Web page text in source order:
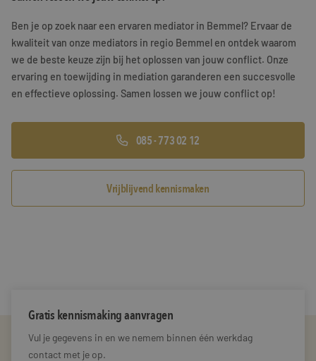
Training & Leiderschap
Referenties
Blogs
Documenten
Ben je op zoek naar een ervaren mediator in Bemmel? Ervaar de
kwaliteit van onze mediators in regio Bemmel en ontdek waarom
we de beste keuze zijn bij het oplossen van jouw conflict. Onze
ervaring en toewijding in mediation garanderen een succesvolle
en effectieve oplossing. Samen lossen we jouw conflict op!
085 - 773 02 12
Vrijblijvend kennismaken
Gratis kennismaking aanvragen
Vul je gegevens in en we nemem binnen één werkdag
contact met je op.